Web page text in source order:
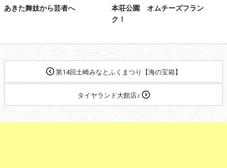
あきた舞妓から芸者へ
本荘公園 オムチーズフラン
ク！
第14回土崎みなとふくまつり【海の宝箱】
タイヤランド大館店♪